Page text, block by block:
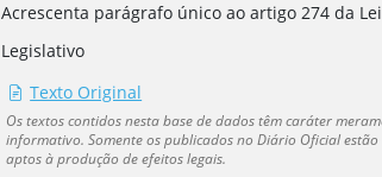
Acrescenta parágrafo único ao artigo 274 da
Legislativo
Texto Original
Os textos contidos nesta base de dados têm caráter
informativo. Somente os publicados no Diário Oficial estão
aptos à produção de efeitos legais.